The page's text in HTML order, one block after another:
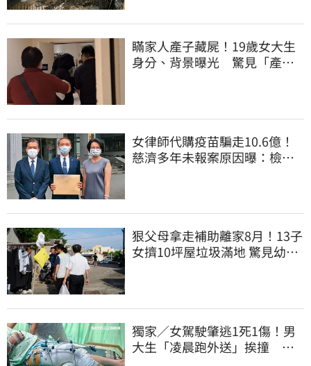
瞞家人產子藏屍！19歲女大生
身分、背景曝光 驚見「產檢
女律師代購疫苗騙走10.6億！
慈濟多年未報案原因曝：檢警
狠父母拿走補助離家8月！13子
女擠10坪屋垃圾滿地 驚見幼童
獨家／女駕駛肇逃1死1傷！男
大生「凌晨跑外送」挨撞 媽